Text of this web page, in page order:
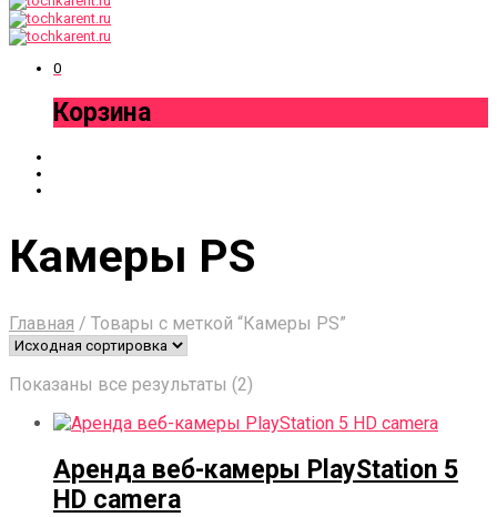
0
Корзина
Камеры PS
Главная / Товары с меткой “Камеры PS”
Показаны все результаты (2)
Аренда веб-камеры PlayStation 5
HD camera